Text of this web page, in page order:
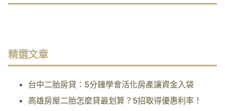
精選文章
台中二胎房貸：5分鐘學會活化房產讓資金入袋
高雄房屋二胎怎麼貸最划算？5招取得優惠利率！